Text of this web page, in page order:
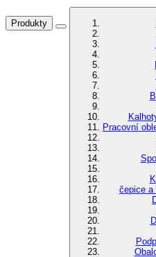
Produkty
Pracovní
čepice a